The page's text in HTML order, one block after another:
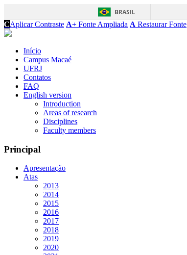
BRASIL
CAplicar Contraste A+ Fonte Ampliada A Restaurar Fonte
Início
Campus Macaé
UFRJ
Contatos
FAQ
English version
Introduction
Areas of research
Disciplines
Faculty members
Principal
Apresentação
Atas
2013
2014
2015
2016
2017
2018
2019
2020